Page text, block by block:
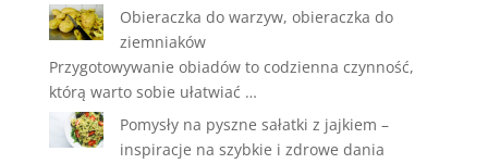
Obieraczka do warzyw, obieraczka do
ziemniaków
Przygotowywanie obiadów to codzienna czynność,
którą warto sobie ułatwiać …
Pomysły na pyszne sałatki z jajkiem –
inspiracje na szybkie i zdrowe dania